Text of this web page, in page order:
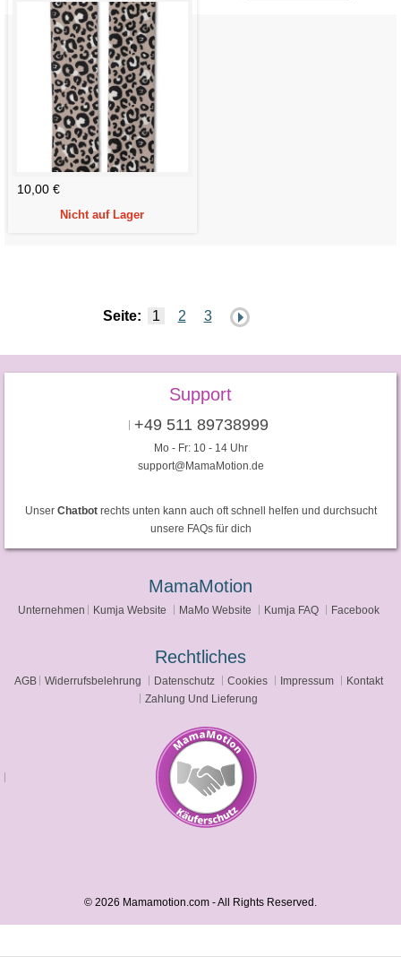
10,00 €
Nicht auf Lager
Seite: 1 2 3
Support
+49 511 89738999
Mo - Fr: 10 - 14 Uhr
support@MamaMotion.de
Unser Chatbotrechts unten kann auch oft schnell helfen und durchsucht
unsere FAQs für dich
MamaMotion
Unternehmen Kumja Website MaMo Website Kumja FAQ Facebook
Rechtliches
AGB Widerrufsbelehrung Datenschutz Cookies Impressum
Kontakt
Zahlung Und Lieferung
© 2026 Mamamotion.com - All Rights Reserved.